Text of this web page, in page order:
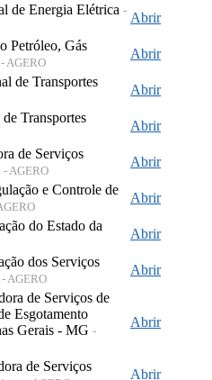
de Energia Elétrica - Abrir
Petróleo, Gás
- AGERO
Abrir
de Transportes
Abrir
Transportes
Abrir
de Serviços
- AGERO
Abrir
e Controle de
Abrir
do Estado da
Abrir
dos Serviços
- AGERO
Abrir
de Serviços de
Esgotamento
Gerais - MG -
Abrir
de Serviços
Abrir